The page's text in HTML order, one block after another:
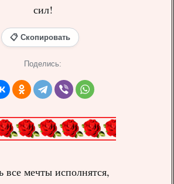
сил!
📋 Скопировать
Поделись:
все мечты исполнятся,